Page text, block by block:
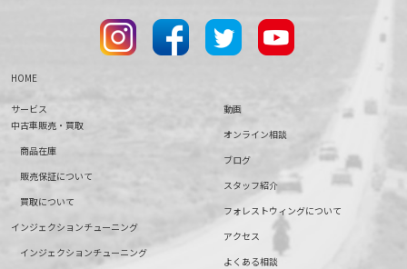
HOME
サービス
中古車販売・買取
商品在庫
販売保証について
買取について
インジェクションチューニング
インジェクションチューニング
動画
オンライン相談
ブログ
スタッフ紹介
フォレストウィングについて
アクセス
よくある相談